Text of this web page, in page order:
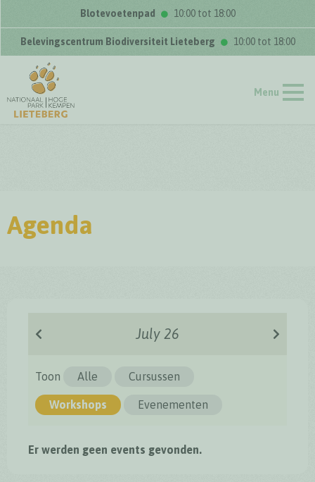
Blotevoetenpad 10:00 tot 18:00
Belevingscentrum Biodiversiteit Lieteberg 10:00 tot 18:00
Menu
Agenda
July 26
Toon Alle Cursussen
Workshops Evenementen
Er werden geen events gevonden.